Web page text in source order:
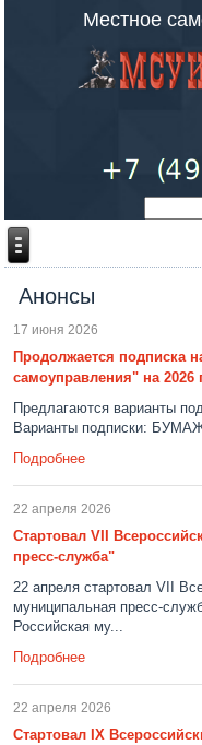
Местное
Анонсы
17 июня 2026
Продолжается подписка
самоуправления" на 2026
Предлагаются варианты
Варианты подписки:
Подробнее
22 апреля 2026
Стартовал VII
пресс-служба"
22 апреля стартовал VII
муниципальная пресс-
Российская му...
Подробнее
22 апреля 2026
Стартовал IX